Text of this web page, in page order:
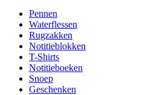
Pennen
Waterflessen
Rugzakken
Notitieblokken
T-Shirts
Notitieboeken
Snoep
Geschenken